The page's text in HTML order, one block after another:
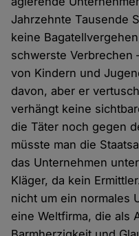
Jahrzehnte Tausende
keine
schwerste Verbrechen
von Kindern und
davon, aber er
verhängt keine
die Täter noch gegen
müsste man die
das Unternehmen
Kläger, da kein
nicht um ein normales
eine Weltfirma, die als